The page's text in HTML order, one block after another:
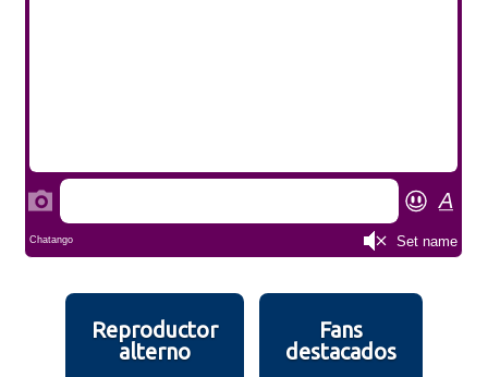
Reproductor
alterno
Fans
destacados